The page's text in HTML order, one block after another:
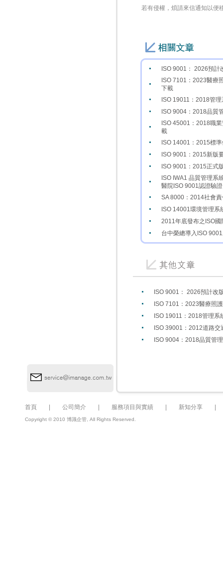
若有侵權，煩請來信通知以便
ISO 9001： 2026預
ISO 7101：2023醫療
下載
ISO 19011：2018管
ISO 9004：2018品質
ISO 45001：2018職
載
ISO 14001：2015標
ISO 9001：2015新版
ISO 9001：2015正式
ISO IWA1 品質管理系
醫院ISO 9001認證驗
SA 8000：2014社會
ISO 14001環境管理系
2011年底發布之ISO國
台中榮總導入ISO
ISO 9001： 2026預計改
ISO 7101：2023醫療照
ISO 19011：2018管理
ISO 39001：2012道路
ISO 9004：2018品質管
首頁 公司簡介 服務項目與實績 新知分享
Copyright © 2010 博識企管, All Rights Reserved.